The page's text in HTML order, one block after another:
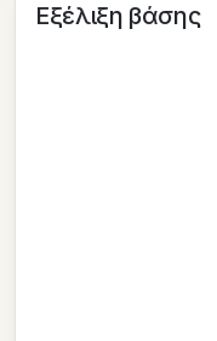
Εξέλιξη βάσης